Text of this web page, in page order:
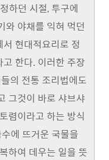
하던 시절, 투구에
와 야채를 익혀 먹던
현대적요리로 정
한다. 이러한 주장
의 전통 조리법에도
그것이 바로 샤브샤
렴이라고 하는 방식
에 뜨거운 국물을
하여 데우는 일을 뜻